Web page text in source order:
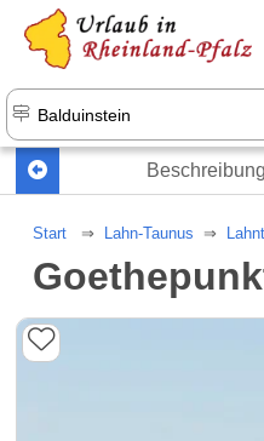
Beschreibung
Start Lahn-Taunus